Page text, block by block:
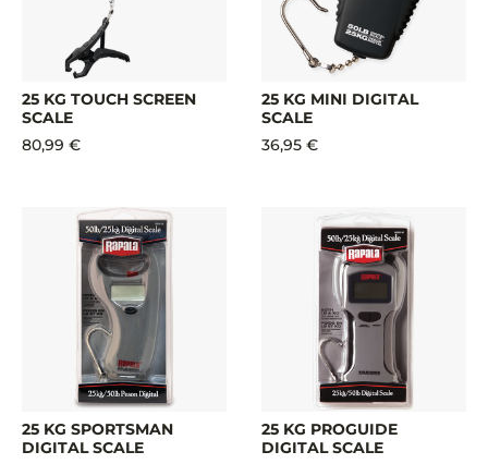
25 KG TOUCH SCREEN
SCALE
80,99 €
25 KG MINI DIGITAL
SCALE
36,95 €
25 KG SPORTSMAN
DIGITAL SCALE
25 KG PROGUIDE
DIGITAL SCALE